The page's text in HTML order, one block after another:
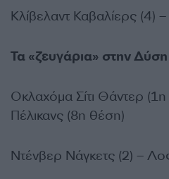
Κλίβελαντ Καβαλίερς (4)
Τα «ζευγάρια» στην Δύση
Οκλαχόμα Σίτι Θάντερ
Πέλικανς (8η θέση)
Ντένβερ Νάγκετς (2) –